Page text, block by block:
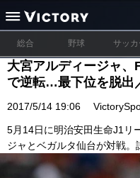
総合 野球 サッカ
大宮アルディージャ
で逆転…最下位を脱出
2017/5/14 19:06
5月14日に明治安田生命J1リ
ジャとベガルタ仙台が対戦。